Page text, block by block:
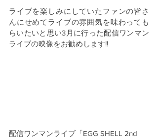
ライブを楽しみにしていたファンの皆さ
んにせめてライブの雰囲気を味わっても
らいたいと思い3月に行った配信ワンマン
ライブの映像をお勧めします!!
配信ワンマンライブ「EGG SHELL 2nd